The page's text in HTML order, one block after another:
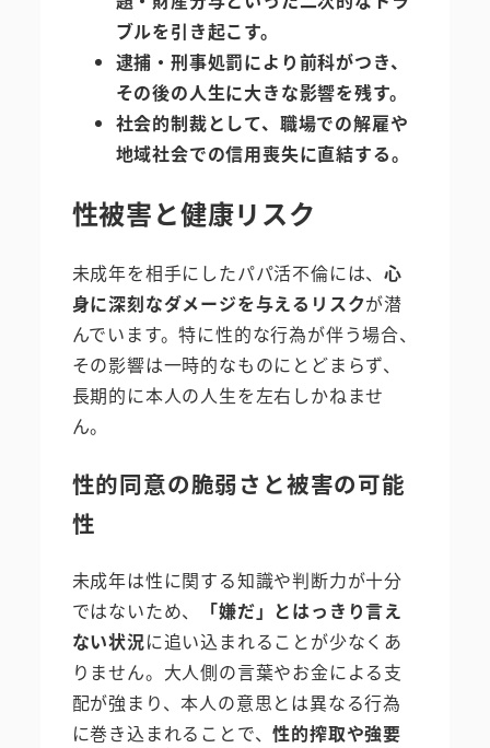
ブルを引き起こす。
逮捕・刑事処罰により前科がつき、
その後の人生に大きな影響を残す。
社会的制裁として、職場での解雇や
地域社会での信用喪失に直結する。
性被害と健康リスク
未成年を相手にしたパパ活不倫には、心
身に深刻なダメージを与えるリスクが潜
んでいます。特に性的な行為が伴う場合、
その影響は一時的なものにとどまらず、
長期的に本人の人生を左右しかねませ
ん。
性的同意の脆弱さと被害の可能
性
未成年は性に関する知識や判断力が十分
ではないため、
「嫌だ」とはっきり言え
ない状況に追い込まれることが少なくあ
りません。大人側の言葉やお金による支
配が強まり、本人の意思とは異なる行為
に巻き込まれることで、性的搾取や強要